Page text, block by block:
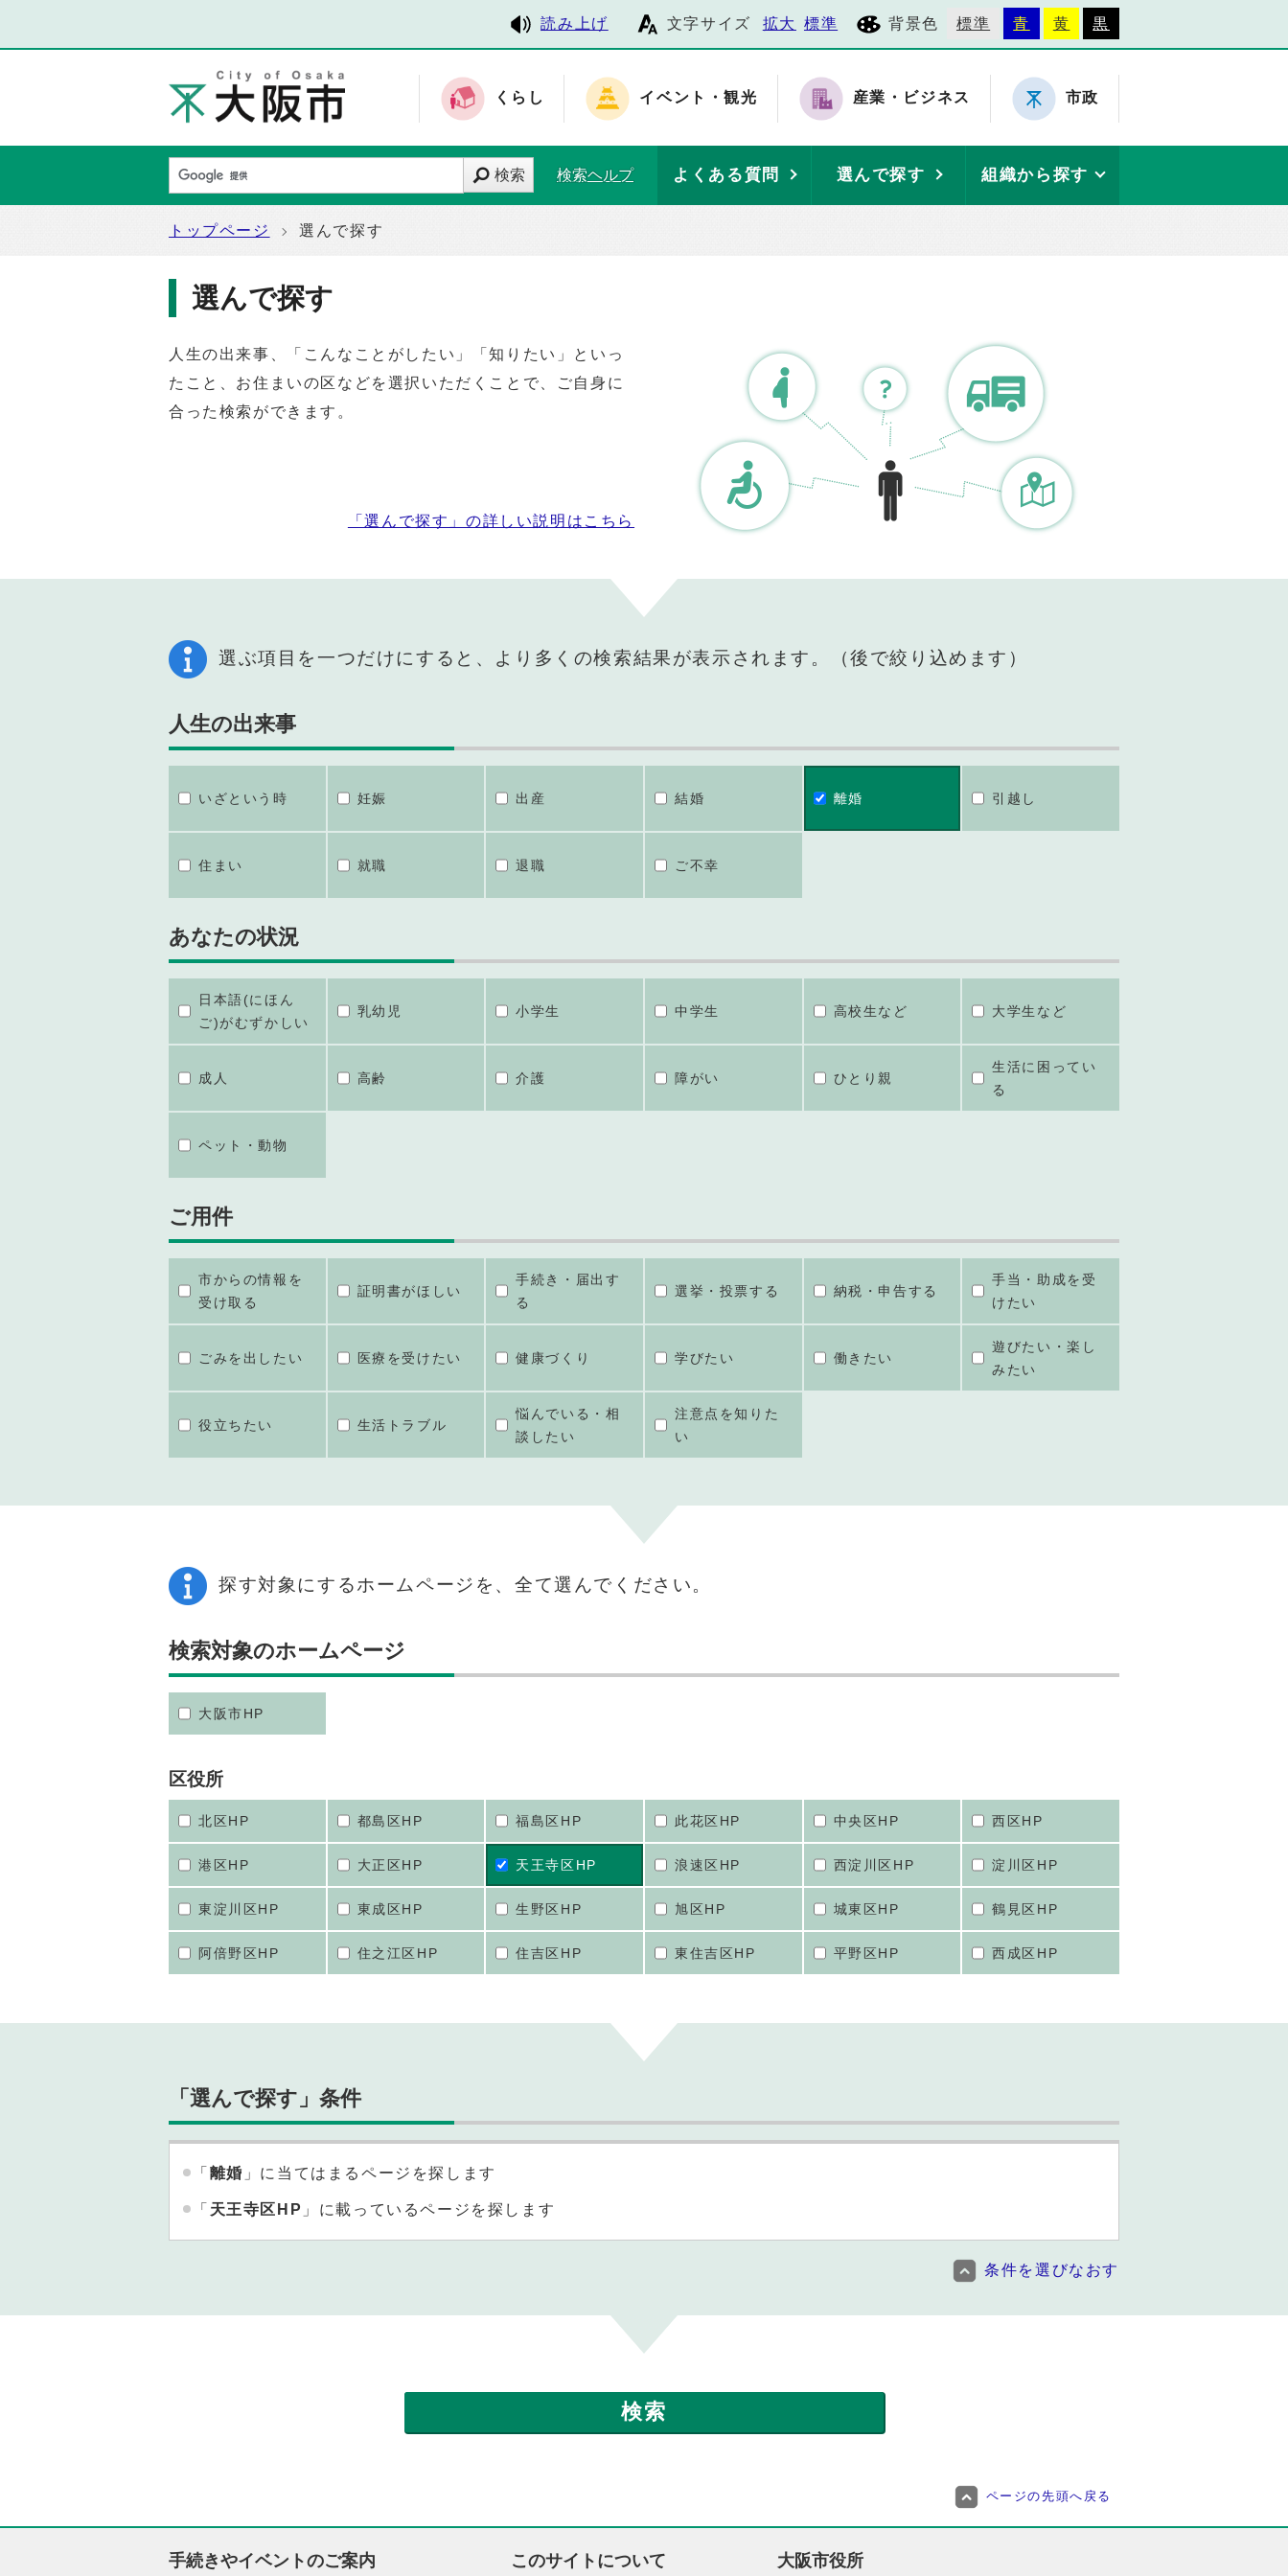
読み上げ 文字サイズ 拡大 標準 背景色 標準 青 黄 黒
くらし イベント・観光 産業・ビジネス 市政
検索 検索ヘルプ よくある質問 選んで探す 組織から探す
トップページ 選んで探す
選んで探す
人生の出来事、「こんなことがしたい」「知りたい」といっ
たこと、お住まいの区などを選択いただくことで、ご自身に
合った検索ができます。
「選んで探す」の詳しい説明はこちら
選ぶ項目を一つだけにすると、より多くの検索結果が表示されます。（後で絞り込めます）
人生の出来事
いざという時 妊娠 出産 結婚 離婚 引越し
住まい 就職 退職 ご不幸
あなたの状況
日本語(にほん
ご)がむずかしい
乳幼児 小学生 中学生 高校生など 大学生など
成人 高齢 介護 障がい ひとり親
生活に困ってい
る
ペット・動物
ご用件
市からの情報を
受け取る
証明書がほしい
手続き・届出す
る
選挙・投票する 納税・申告する
手当・助成を受
けたい
ごみを出したい 医療を受けたい 健康づくり 学びたい 働きたい
遊びたい・楽し
みたい
役立ちたい 生活トラブル
悩んでいる・相
談したい
注意点を知りた
い
探す対象にするホームページを、全て選んでください。
検索対象のホームページ
大阪市HP
区役所
北区HP 都島区HP 福島区HP 此花区HP 中央区HP 西区HP
港区HP 大正区HP 天王寺区HP 浪速区HP 西淀川区HP 淀川区HP
東淀川区HP 東成区HP 生野区HP 旭区HP 城東区HP 鶴見区HP
阿倍野区HP 住之江区HP 住吉区HP 東住吉区HP 平野区HP 西成区HP
「選んで探す」条件
「 離婚 」に当てはまるページを探します
「 天王寺区HP 」に載っているページを探します
条件を選びなおす
ページの先頭へ戻る
手続きやイベントのご案内 このサイトについて 大阪市役所